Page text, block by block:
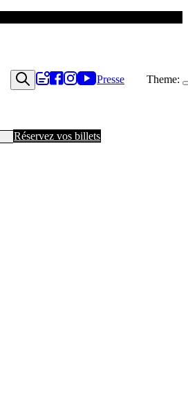
Presse
Réservez vos billets
Theme: